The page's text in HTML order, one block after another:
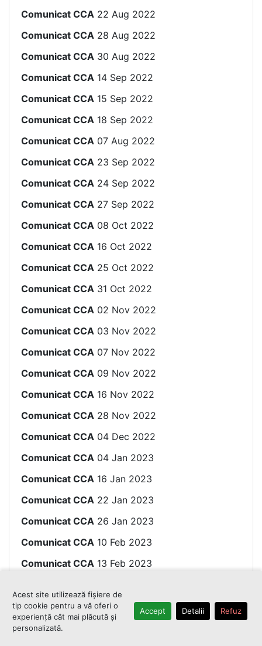
Comunicat CCA 22 Aug 2022
Comunicat CCA 28 Aug 2022
Comunicat CCA 30 Aug 2022
Comunicat CCA 14 Sep 2022
Comunicat CCA 15 Sep 2022
Comunicat CCA 18 Sep 2022
Comunicat CCA 07 Aug 2022
Comunicat CCA 23 Sep 2022
Comunicat CCA 24 Sep 2022
Comunicat CCA 27 Sep 2022
Comunicat CCA 08 Oct 2022
Comunicat CCA 16 Oct 2022
Comunicat CCA 25 Oct 2022
Comunicat CCA 31 Oct 2022
Comunicat CCA 02 Nov 2022
Comunicat CCA 03 Nov 2022
Comunicat CCA 07 Nov 2022
Comunicat CCA 09 Nov 2022
Comunicat CCA 16 Nov 2022
Comunicat CCA 28 Nov 2022
Comunicat CCA 04 Dec 2022
Comunicat CCA 04 Jan 2023
Comunicat CCA 16 Jan 2023
Comunicat CCA 22 Jan 2023
Comunicat CCA 26 Jan 2023
Comunicat CCA 10 Feb 2023
Comunicat CCA 13 Feb 2023
Comunicat CCA 15 Feb 2023
Comunicat CCA
Acest site utilizează fișiere de
tip cookie pentru a vă oferi o
experiență cât mai plăcută și
personalizată.
Accept Detalii Refuz